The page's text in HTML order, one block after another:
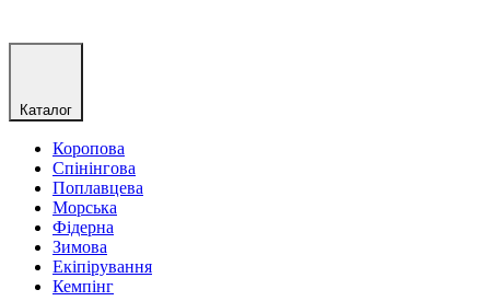
Каталог
Коропова
Спінінгова
Поплавцева
Морська
Фідерна
Зимова
Екіпірування
Кемпінг